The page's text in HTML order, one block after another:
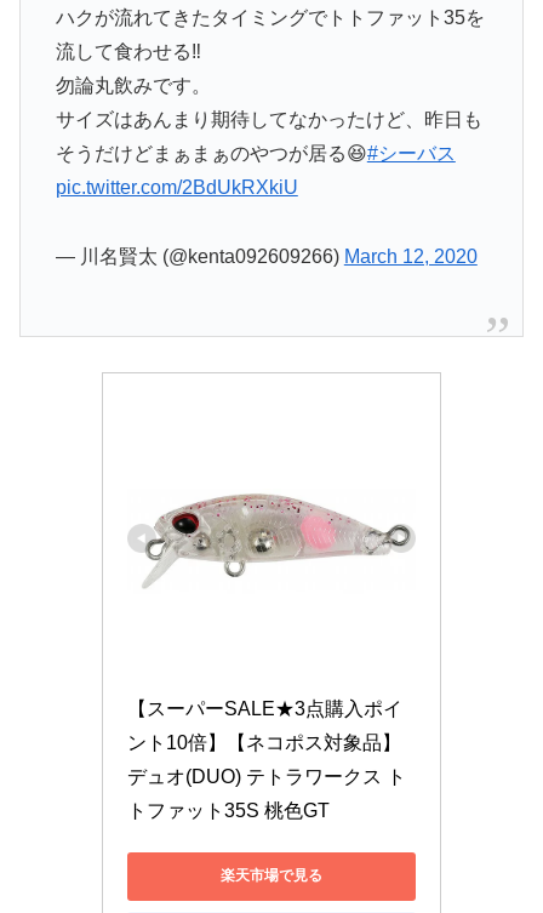
ハクが流れてきたタイミングでトトファット35を
流して食わせる‼️
勿論丸飲みです。
サイズはあんまり期待してなかったけど、昨日も
そうだけどまぁまぁのやつが居る😆#シーバス
pic.twitter.com/2BdUkRXkiU
— 川名賢太 (@kenta092609266) March 12, 2020
【スーパーSALE★3点購入ポイ
ント10倍】【ネコポス対象品】
デュオ(DUO) テトラワークス ト
トファット35S 桃色GT
楽天市場で見る